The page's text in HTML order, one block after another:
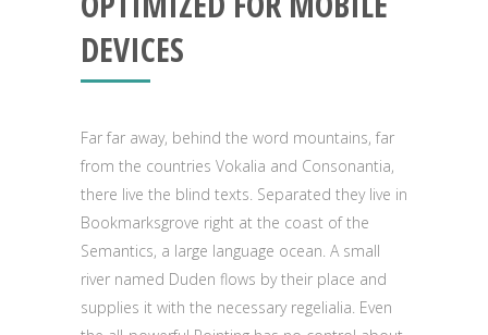
DEVICES
Far far away, behind the word mountains, far
from the countries Vokalia and Consonantia,
there live the blind texts. Separated they live in
Bookmarksgrove right at the coast of the
Semantics, a large language ocean. A small
river named Duden flows by their place and
supplies it with the necessary regelialia. Even